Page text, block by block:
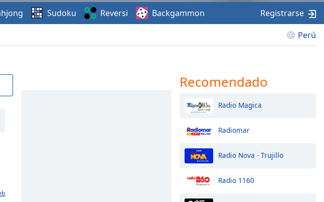
Perú
Sudoku Reversi Backgammon Registrarse
Recomendado
Radio Magica
Radiomar
Radio Nova - Trujillo
Radio 1160